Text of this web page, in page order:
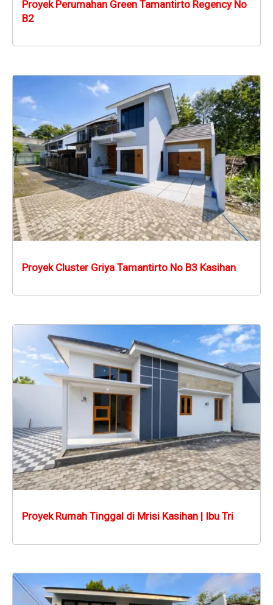
Proyek Perumahan Green Tamantirto Regency No
B2
Proyek Cluster Griya Tamantirto No B3 Kasihan
Proyek Rumah Tinggal di Mrisi Kasihan | Ibu Tri